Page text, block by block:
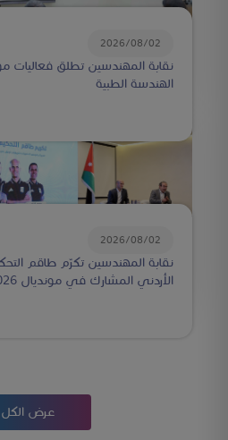
2026/08/02
نقابة المهندسين تطلق فعاليات
الهندسة الطبية
2026/08/02
نقابة المهندسين تكرّم طاقم
الأردني المشارك في مونديال 2026
عرض الكل